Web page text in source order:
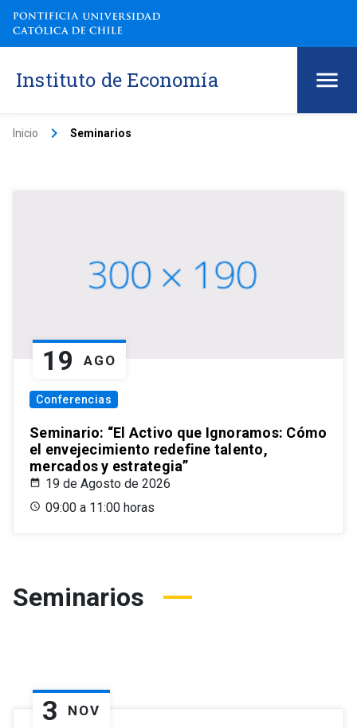
Instituto de Economía
Inicio keyboard_arrow_right Seminarios
19 AGO
Conferencias
Seminario: “El Activo que Ignoramos: Cómo
el envejecimiento redefine talento,
mercados y estrategia”
19 de Agosto de 2026
09:00 a 11:00 horas
Seminarios
3 NOV